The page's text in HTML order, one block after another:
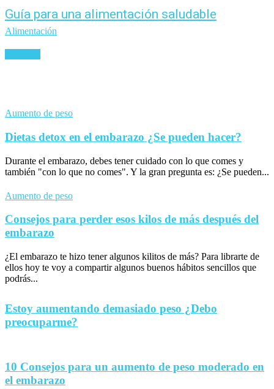
Guía para una alimentación saludable
Alimentación
Aumento de peso
Dietas detox en el embarazo ¿Se pueden hacer?
Durante el embarazo, debes tener cuidado con lo que comes y
también "con lo que no comes". Y la gran pregunta es: ¿Se pueden...
Aumento de peso
Consejos para perder esos kilos de más después del
embarazo
¿El embarazo te hizo tener algunos kilitos de más? Para librarte de
ellos hoy te voy a compartir algunos buenos hábitos sencillos que
podrás...
Estoy aumentando demasiado peso ¿Debo
preocuparme?
10 Consejos para un aumento de peso moderado en
el embarazo